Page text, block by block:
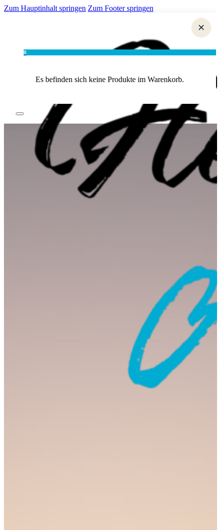
Zum Hauptinhalt springen Zum Footer springen
0
Es befinden sich keine Produkte im Warenkorb.
×